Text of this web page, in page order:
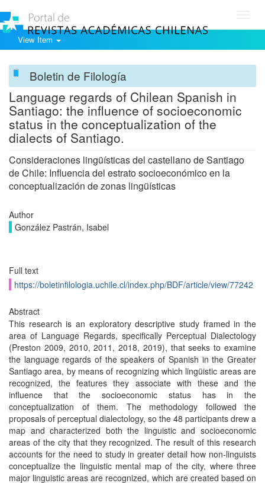
View Item
Boletin de Filología
Language regards of Chilean Spanish in
Santiago: the influence of socioeconomic
status in the conceptualization of the
dialects of Santiago.
Consideraciones lingüísticas del castellano de Santiago
de Chile: Influencia del estrato socioeconómico en la
conceptualización de zonas lingüísticas
Author
González Pastrán, Isabel
Full text
https://boletinfilologia.uchile.cl/index.php/BDF/article/view/77242
Abstract
This research is an exploratory descriptive study framed in the
area of Language Regards, specifically Perceptual Dialectology
(Preston 2009, 2010, 2011, 2018, 2019), that seeks to examine
the language regards of the speakers of Spanish in the Greater
Santiago area, by means of recognizing which lingüistic areas are
recognized, the features they associate with these and the
influence that the socioeconomic status has in the
conceptualization of them. The methodology followed the
proposals of perceptual dialectology, so the 48 participants drew a
map and characterized both the linguistic and socioeconomic
areas of the city that they recognized. The result of this research
accounts for the need to study in greater detail how non-linguists
conceptualize the linguistic mental map of the city, where three
major linguistic areas are recognized, which are created based on